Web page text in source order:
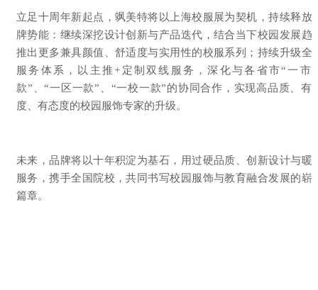
立足十周年新起点，飒美特将以上海校服展为契机，持续释放
牌势能：继续深挖设计创新与产品迭代，结合当下校园发展趋
推出更多兼具颜值、舒适度与实用性的校服系列；持续升级全
服务体系，以主推+定制双线服务，深化与各省市“一市
款”、“一区一款”、“一校一款”的协同合作，实现高品质、有
度、有态度的校园服饰专家的升级。
未来，品牌将以十年积淀为基石，用过硬品质、创新设计与暖
服务，携手全国院校，共同书写校园服饰与教育融合发展的崭
篇章。